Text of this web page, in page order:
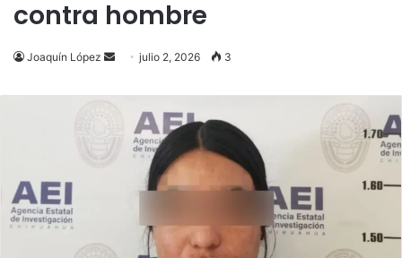
contra hombre
Joaquín López
Send
email
julio 2, 2026 3